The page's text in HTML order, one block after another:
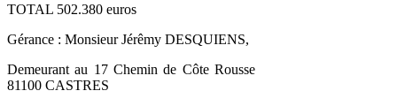
TOTAL 502.380 euros
Gérance : Monsieur Jérêmy DESQUIENS,
Demeurant au 17 Chemin de Côte Rousse
81100 CASTRES